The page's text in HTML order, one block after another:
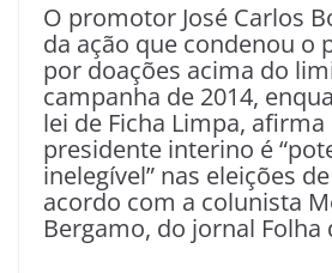
O promotor José Carlos
da ação que condenou o
por doações acima do
campanha de 2014,
lei de Ficha Limpa, afirma
presidente interino é
inelegível” nas eleições
acordo com a colunista
Bergamo, do jornal Folha